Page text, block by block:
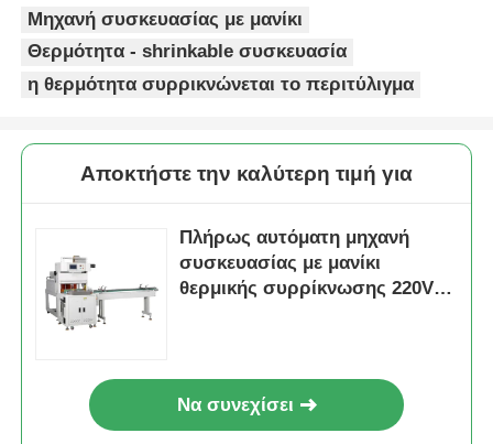
Μηχανή συσκευασίας σακούλας
Οριζόντια μηχανή συσκευασίας
Μηχανή συσκευασίας οπτικής μέτρησης
Μηχανή συσκευασίας με πολλαπλές κεφαλές
Μηχανή συσκευασίας με μανίκι
Θερμότητα - shrinkable συσκευασία
η θερμότητα συρρικνώνεται το περιτύλιγμα
Αποκτήστε την καλύτερη τιμή για
Πλήρως αυτόματη μηχανή
συσκευασίας με μανίκι
θερμικής συρρίκνωσης 220V
Να συνεχίσει